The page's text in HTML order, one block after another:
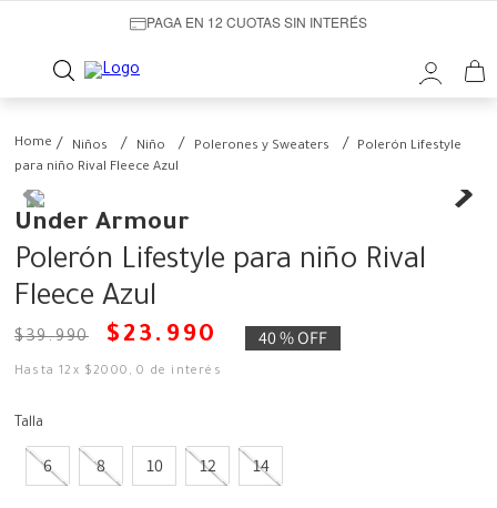
PAGA EN 12 CUOTAS SIN INTERÉS
Niños Niño Polerones y Sweaters
Polerón Lifestyle
para niño Rival Fleece Azul
Under Armour
Polerón Lifestyle para niño Rival
Fleece Azul
$39.990 $ 23 . 990 40 %OFF
Hasta12 x $2000 ,0 de interés
Talla
6 8 10 12 14